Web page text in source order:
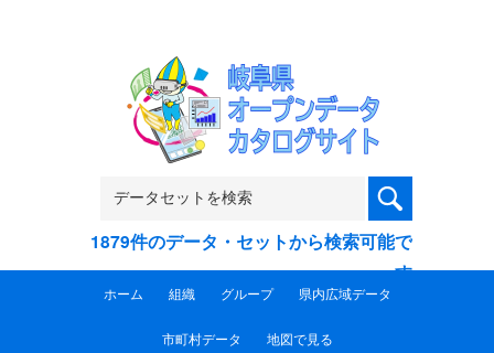
1879件のデータ・セットから検索可能で
す
ホーム 組織 グループ 県内広域データ
市町村データ 地図で見る